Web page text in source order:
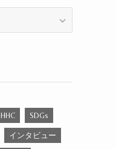
HHC SDGs
インタビュー